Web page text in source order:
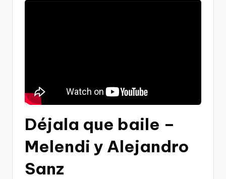
Déjala que baile –
Melendi y Alejandro
Sanz